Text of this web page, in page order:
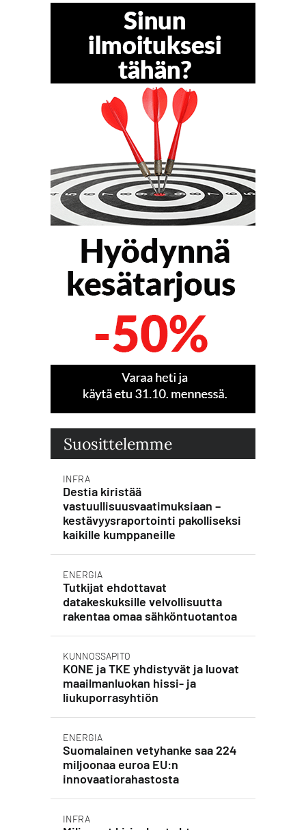
Suosittelemme
INFRA
Destia kiristää
vastuullisuusvaatimuksiaan –
kestävyysraportointi pakolliseksi
kaikille kumppaneille
ENERGIA
Tutkijat ehdottavat
datakeskuksille velvollisuutta
rakentaa omaa sähköntuotantoa
KUNNOSSAPITO
KONE ja TKE yhdistyvät ja luovat
maailmanluokan hissi- ja
liukuporrasyhtiön
ENERGIA
Suomalainen vetyhanke saa 224
miljoonaa euroa EU:n
innovaatiorahastosta
INFRA